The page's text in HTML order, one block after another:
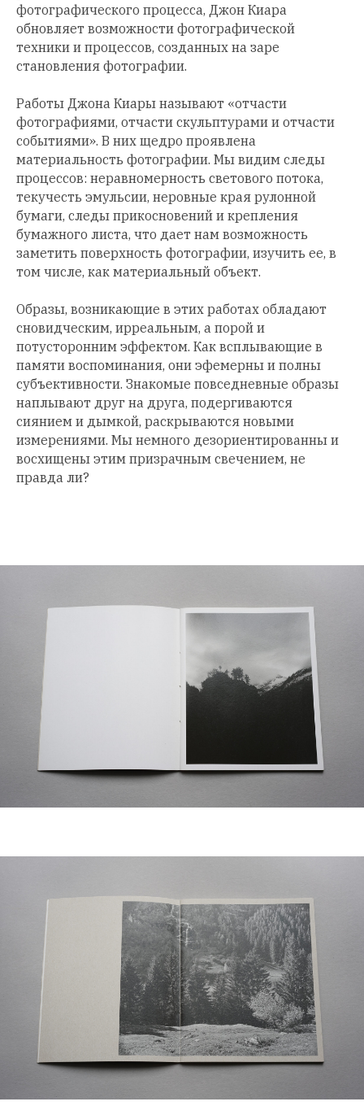
фотографического процесса, Джон Киара
обновляет возможности фотографической
техники и процессов, созданных на заре
становления фотографии.
Работы Джона Киары называют «отчасти
фотографиями, отчасти скульптурами и отчасти
событиями». В них щедро проявлена
материальность фотографии. Мы видим следы
процессов: неравномерность светового потока,
текучесть эмульсии, неровные края рулонной
бумаги, следы прикосновений и крепления
бумажного листа, что дает нам возможность
заметить поверхность фотографии, изучить ее, в
том числе, как материальный объект.
Образы, возникающие в этих работах обладают
сновидческим, ирреальным, а порой и
потусторонним эффектом. Как всплывающие в
памяти воспоминания, они эфемерны и полны
субъективности. Знакомые повседневные образы
наплывают друг на друга, подергиваются
сиянием и дымкой, раскрываются новыми
измерениями. Мы немного дезориентированны и
восхищены этим призрачным свечением, не
правда ли?